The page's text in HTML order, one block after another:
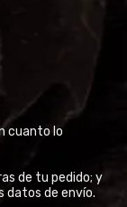
cuanto lo
de tu pedido; y
datos de envío.